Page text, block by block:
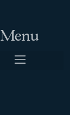
Menu